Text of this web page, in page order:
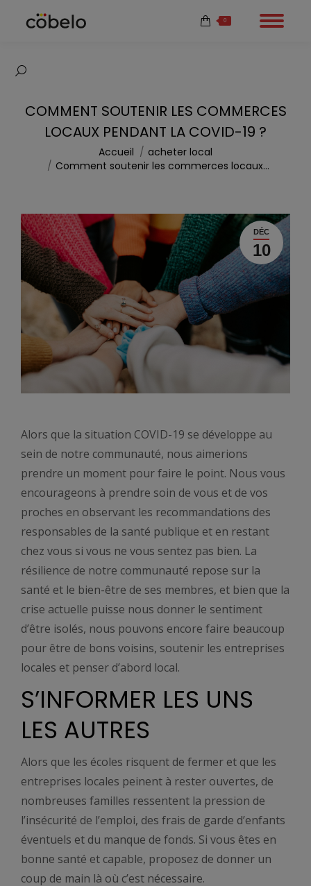
Recherche
0
COMMENT SOUTENIR LES COMMERCES
LOCAUX PENDANT LA COVID-19 ?
Accueil
acheter local
Comment soutenir les commerces locaux…
DÉC
10
Alors que la situation COVID-19 se développe au
sein de notre communauté, nous aimerions
prendre un moment pour faire le point. Nous vous
encourageons à prendre soin de vous et de vos
proches en observant les recommandations des
responsables de la santé publique et en restant
chez vous si vous ne vous sentez pas bien. La
résilience de notre communauté repose sur la
santé et le bien-être de ses membres, et bien que la
crise actuelle puisse nous donner le sentiment
d’être isolés, nous pouvons encore faire beaucoup
pour être de bons voisins, soutenir les entreprises
locales et penser d’abord local.
S’INFORMER LES UNS
LES AUTRES
Alors que les écoles risquent de fermer et que les
entreprises locales peinent à rester ouvertes, de
nombreuses familles ressentent la pression de
l’insécurité de l’emploi, des frais de garde d’enfants
éventuels et du manque de fonds. Si vous êtes en
bonne santé et capable, proposez de donner un
coup de main là où c’est nécessaire.